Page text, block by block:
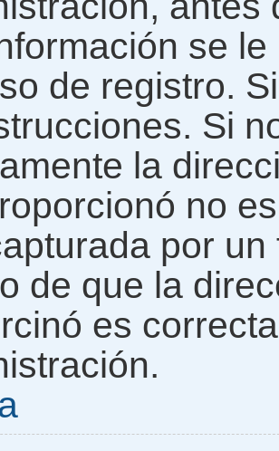
se
de registro.
Si
la
no
por
de que la
es